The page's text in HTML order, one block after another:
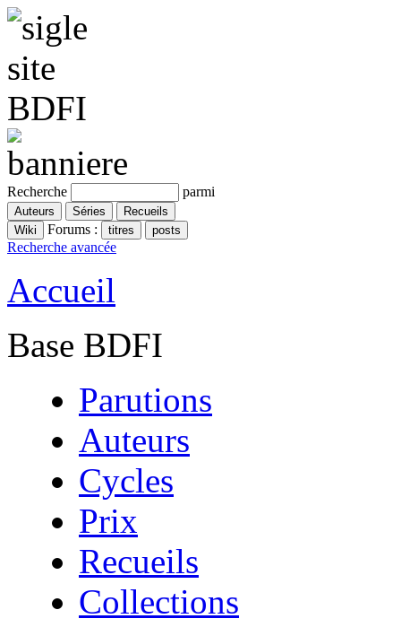
Recherche parmi
Forums :
Recherche avancée
Accueil
Base BDFI
Parutions
Auteurs
Cycles
Prix
Recueils
Collections